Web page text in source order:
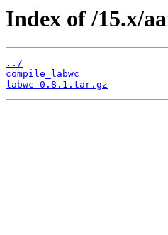
Index of /15.x/
../
compile_labwc
labwc-0.8.1.tar.gz